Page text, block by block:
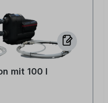
mit 100 l